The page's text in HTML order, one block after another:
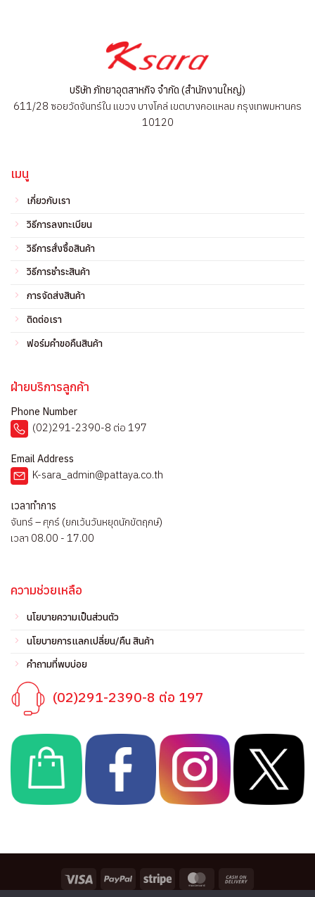
บริษัท ภัทยาอุตสาหกิจ จำกัด (สำนักงานใหญ่)
611/28 ซอยวัดจันทร์ใน แขวง บางโคล่ เขตบางคอแหลม กรุงเทพมหานคร
10120
เมนู
เกี่ยวกับเรา
วิธีการลงทะเบียน
วิธีการสั่งซื้อสินค้า
วิธีการชำระสินค้า
การจัดส่งสินค้า
ติดต่อเรา
ฟอร์มคำขอคืนสินค้า
ฝ่ายบริการลูกค้า
Phone Number
(02)291-2390-8 ต่อ 197
Email Address
K-sara_admin@pattaya.co.th
เวลาทำการ
จันทร์ – ศุกร์ (ยกเว้นวันหยุดนักขัตฤกษ์)
เวลา 08.00 - 17.00
ความช่วยเหลือ
นโยบายความเป็นส่วนตัว
นโยบายการแลกเปลี่ยน/คืน สินค้า
คำถามที่พบบ่อย
(02)291-2390-8 ต่อ 197